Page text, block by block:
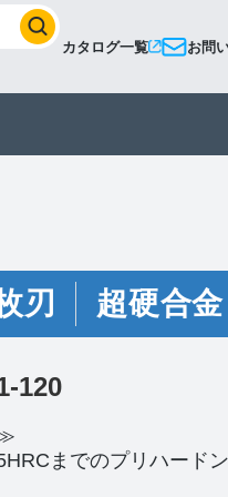
カタログ一覧
お問
刃 超硬合金
120
までのプリハード